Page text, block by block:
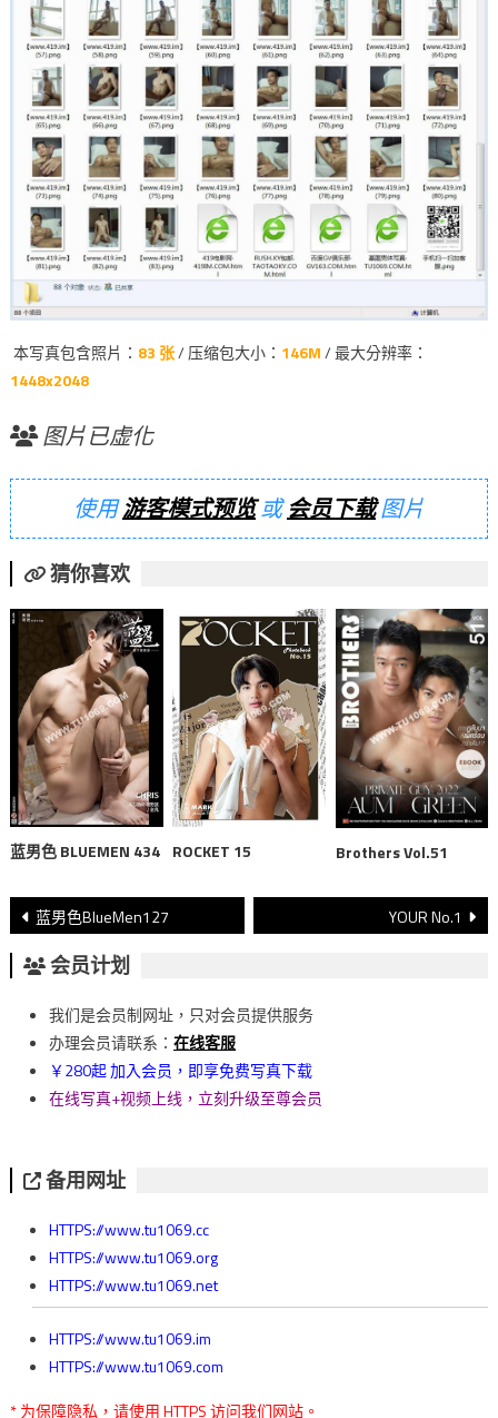
本写真包含照片： 83 张/ 压缩包大小： 146M/ 最大分辨率：
1448x2048
图片已虚化
使用游客模式预览或会员下载图片
猜你喜欢
蓝男色 BLUEMEN 434 ROCKET 15 Brothers Vol.51
文
章
導
覽
蓝男色BlueMen127 YOUR No.1
会员计划
我们是会员制网址，只对会员提供服务
办理会员请联系： 在线客服
￥280起 加入会员，即享免费写真下载
在线写真+视频上线，立刻升级至尊会员
备用网址
HTTPS://www.tu1069.cc
HTTPS://www.tu1069.org
HTTPS://www.tu1069.net
HTTPS://www.tu1069.im
HTTPS://www.tu1069.com
* 为保障隐私，请使用 HTTPS 访问我们网站。